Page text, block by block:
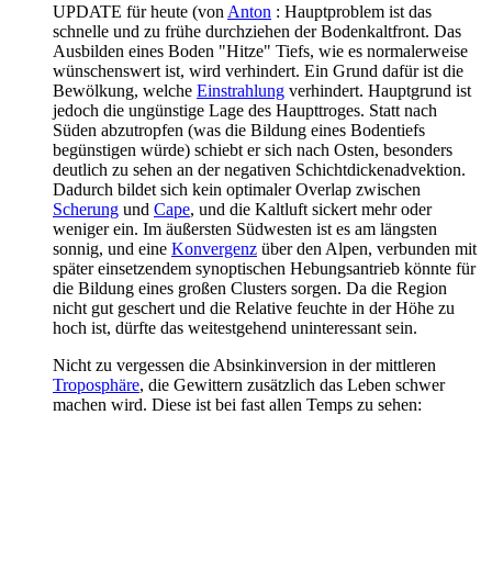
UPDATE für heute (von Anton : Hauptproblem ist das
schnelle und zu frühe durchziehen der Bodenkaltfront. Das
Ausbilden eines Boden "Hitze" Tiefs, wie es normalerweise
wünschenswert ist, wird verhindert. Ein Grund dafür ist die
Bewölkung, welche Einstrahlung verhindert. Hauptgrund ist
jedoch die ungünstige Lage des Haupttroges. Statt nach
Süden abzutropfen (was die Bildung eines Bodentiefs
begünstigen würde) schiebt er sich nach Osten, besonders
deutlich zu sehen an der negativen Schichtdickenadvektion.
Dadurch bildet sich kein optimaler Overlap zwischen
Scherung und Cape, und die Kaltluft sickert mehr oder
weniger ein. Im äußersten Südwesten ist es am längsten
sonnig, und eine Konvergenz über den Alpen, verbunden mit
später einsetzendem synoptischen Hebungsantrieb könnte für
die Bildung eines großen Clusters sorgen. Da die Region
nicht gut geschert und die Relative feuchte in der Höhe zu
hoch ist, dürfte das weitestgehend uninteressant sein.
Nicht zu vergessen die Absinkinversion in der mittleren
Troposphäre, die Gewittern zusätzlich das Leben schwer
machen wird. Diese ist bei fast allen Temps zu sehen: